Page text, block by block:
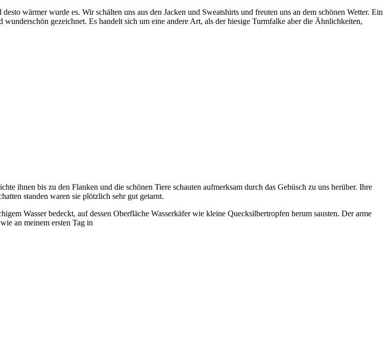
wärmer wurde es. Wir schälten uns aus den Jacken und Sweatshirts und freuten uns an dem schönen Wetter. Ein
gezeichnet. Es handelt sich um eine andere Art, als der hiesige Turmfalke aber die Ähnlichkeiten,
ihnen bis zu den Flanken und die schönen Tiere schauten aufmerksam durch das Gebüsch zu uns herüber. Ihre
standen waren sie plötzlich sehr gut getarnt.
Wasser bedeckt, auf dessen Oberfläche Wasserkäfer wie kleine Quecksilbertropfen herum sausten. Der arme
an meinem ersten Tag in